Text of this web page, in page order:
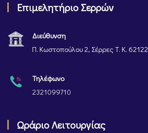
Επιμελητήριο Σερρών
Διεύθυνση
Π. Κωστοπούλου 2, Σέρρες Τ. Κ. 62122
Τηλέφωνο
2321099710
Ωράριο Λειτουργίας